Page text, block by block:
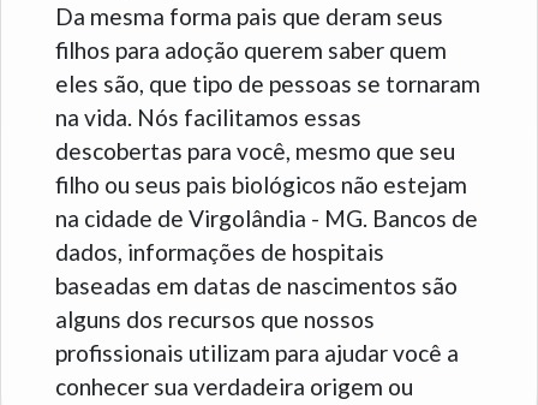
Da mesma forma pais que deram seus
filhos para adoção querem saber quem
eles são, que tipo de pessoas se tornaram
na vida. Nós facilitamos essas
descobertas para você, mesmo que seu
filho ou seus pais biológicos não estejam
na cidade de Virgolândia - MG. Bancos de
dados, informações de hospitais
baseadas em datas de nascimentos são
alguns dos recursos que nossos
profissionais utilizam para ajudar você a
conhecer sua verdadeira origem ou